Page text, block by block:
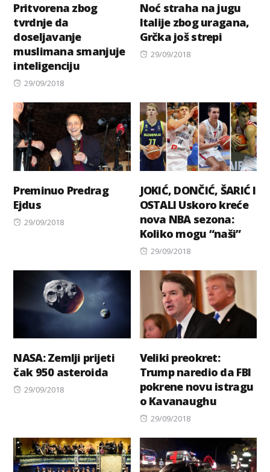
Pritvorena zbog
tvrdnje da
doseljavanje
muslimana smanjuje
inteligenciju
Posted
29/09/2018
Noć straha na jugu
Italije zbog uragana,
Grčka još strepi
Posted
29/09/2018
Preminuo Predrag
Ejdus
Posted
29/09/2018
JOKIĆ, DONČIĆ, ŠARIĆ I
OSTALI Uskoro kreće
nova NBA sezona:
Koliko mogu “naši”
Posted
29/09/2018
NASA: Zemlji prijeti
čak 950 asteroida
Posted
29/09/2018
Veliki preokret:
Trump naredio da FBI
pokrene novu istragu
o Kavanaughu
Posted
29/09/2018